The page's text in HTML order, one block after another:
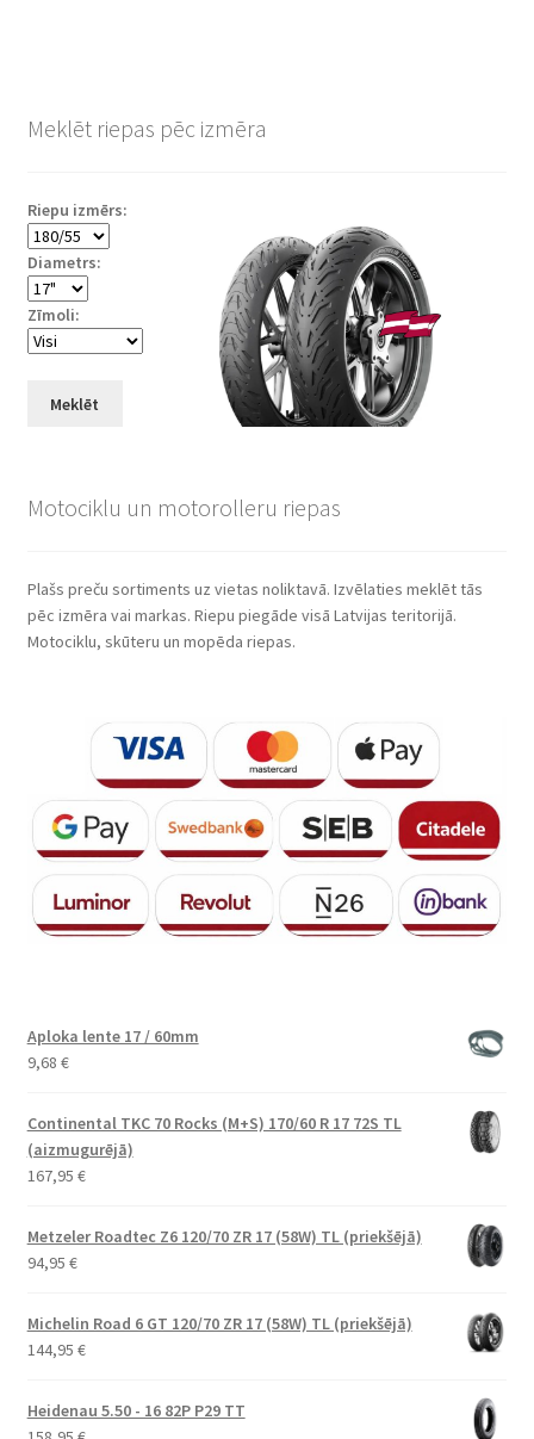
Meklēt riepas pēc izmēra
Riepu izmērs:
Diametrs:
Zīmoli:
Meklēt
Motociklu un motorolleru riepas
Plašs preču sortiments uz vietas noliktavā. Izvēlaties meklēt tās
pēc izmēra vai markas. Riepu piegāde visā Latvijas teritorijā.
Motociklu, skūteru un mopēda riepas.
Aploka lente 17 / 60mm
9,68 €
Continental TKC 70 Rocks (M+S) 170/60 R 17 72S TL
(aizmugurējā)
167,95 €
Metzeler Roadtec Z6 120/70 ZR 17 (58W) TL (priekšējā)
94,95 €
Michelin Road 6 GT 120/70 ZR 17 (58W) TL (priekšējā)
144,95 €
Heidenau 5.50 - 16 82P P29 TT